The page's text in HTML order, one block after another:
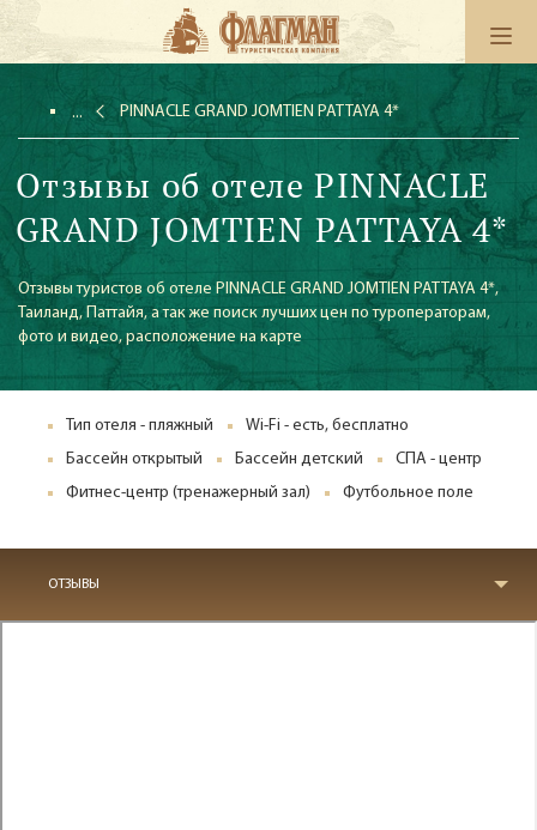
PINNACLE GRAND JOMTIEN PATTAYA 4*
Отзывы об отеле PINNACLE
GRAND JOMTIEN PATTAYA 4*
Отзывы туристов об отеле PINNACLE GRAND JOMTIEN PATTAYA 4*,
Таиланд, Паттайя, а так же поиск лучших цен по туроператорам,
фото и видео, расположение на карте
Тип отеля - пляжный
Wi-Fi - есть, бесплатно
Бассейн открытый
Бассейн детский
СПА - центр
Фитнес-центр (тренажерный зал)
Футбольное поле
ОТЗЫВЫ